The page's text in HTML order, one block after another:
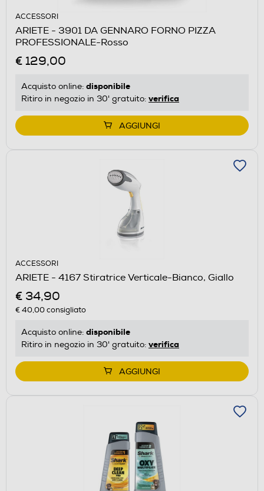
ACCESSORI
ARIETE - 3901 DA GENNARO FORNO PIZZA
PROFESSIONALE-Rosso
€ 129,00
Acquisto online: disponibile
Ritiro in negozio in 30' gratuito: verifica
AGGIUNGI
ACCESSORI
ARIETE - 4167 Stiratrice Verticale-Bianco, Giallo
€ 34,90
€ 40,00consigliato
Acquisto online: disponibile
Ritiro in negozio in 30' gratuito: verifica
AGGIUNGI